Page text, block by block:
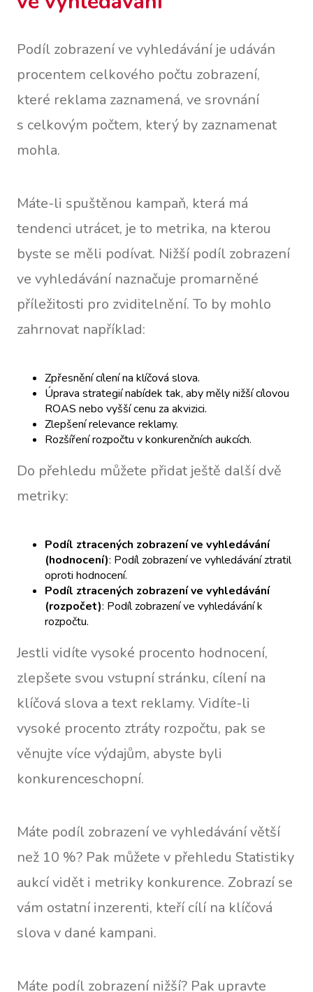
Podíl zobrazení ve vyhledávání je udáván
procentem celkového počtu zobrazení,
které reklama zaznamená, ve srovnání
s celkovým počtem, který by zaznamenat
mohla.
Máte-li spuštěnou kampaň, která má
tendenci utrácet, je to metrika, na kterou
byste se měli podívat. Nižší podíl zobrazení
ve vyhledávání naznačuje promarněné
příležitosti pro zviditelnění. To by mohlo
zahrnovat například:
Zpřesnění cílení na klíčová slova.
Úprava strategií nabídek tak, aby měly nižší cílovou
ROAS nebo vyšší cenu za akvizici.
Zlepšení relevance reklamy.
Rozšíření rozpočtu v konkurenčních aukcích.
Do přehledu můžete přidat ještě další dvě
metriky:
Podíl ztracených zobrazení ve vyhledávání
(hodnocení): Podíl zobrazení ve vyhledávání ztratil
oproti hodnocení.
Podíl ztracených zobrazení ve vyhledávání
(rozpočet): Podíl zobrazení ve vyhledávání k
rozpočtu.
Jestli vidíte vysoké procento hodnocení,
zlepšete svou vstupní stránku, cílení na
klíčová slova a text reklamy. Vidíte-li
vysoké procento ztráty rozpočtu, pak se
věnujte více výdajům, abyste byli
konkurenceschopní.
Máte podíl zobrazení ve vyhledávání větší
než 10 %? Pak můžete v přehledu Statistiky
aukcí vidět i metriky konkurence. Zobrazí se
vám ostatní inzerenti, kteří cílí na klíčová
slova v dané kampani.
Máte podíl zobrazení nižší? Pak upravte